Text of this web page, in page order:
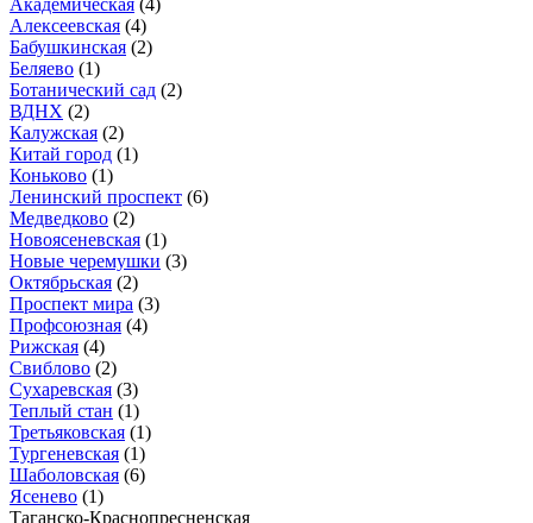
Алексеевская (4)
Бабушкинская (2)
Беляево (1)
Ботанический сад (2)
ВДНХ (2)
Калужская (2)
Китай город (1)
Коньково (1)
Ленинский проспект (6)
Медведково (2)
Новоясеневская (1)
Новые черемушки (3)
Октябрьская (2)
Проспект мира (3)
Профсоюзная (4)
Рижская (4)
Свиблово (2)
Сухаревская (3)
Теплый стан (1)
Третьяковская (1)
Тургеневская (1)
Шаболовская (6)
Ясенево (1)
Таганско-Краснопресненская